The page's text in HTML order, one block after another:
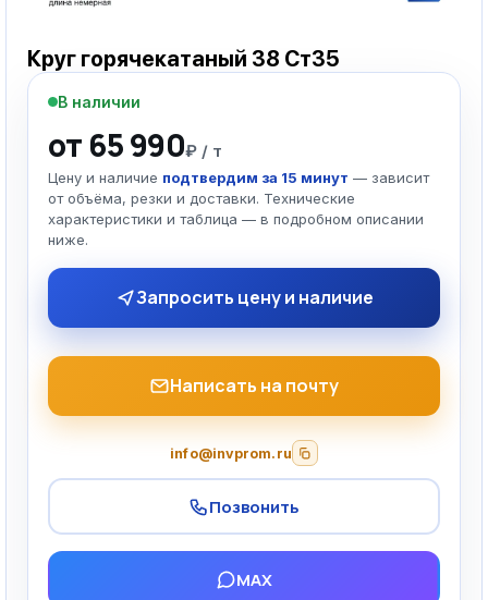
Круг горячекатаный 38 Ст35
В наличии
от 65 990₽ / т
Цену и наличие подтвердим за 15 минут — зависит
от объёма, резки и доставки. Технические
характеристики и таблица — в подробном описании
ниже.
Запросить цену и наличие
Написать на почту
info@invprom.ru
Позвонить
MAX